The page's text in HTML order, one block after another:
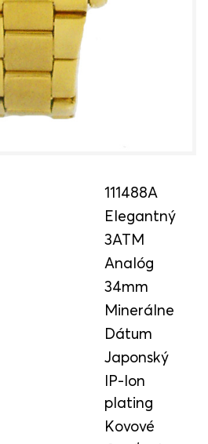
111488A
Elegantný
3ATM
Analóg
34mm
Minerálne
Dátum
Japonský
IP-Ion
plating
Kovové